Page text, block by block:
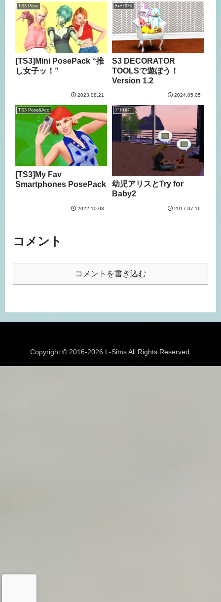
TS3 Pose
[TS3]Mini PosePack “推
し女子ッ！”
2023.08.21
ﾁｭｰﾄﾘｱﾙ
S3 DECORATOR
TOOLSで遊ぼう！
Version 1.2
2024.05.05
TS3 Pose&Acc
[TS3]My Fav
Smartphones PosePack
2022.10.03
ﾌﾟﾚｲﾛｸﾞ
幼児アリスとTry for
Baby2
2017.07.16
コメント
コメントを書き込む
Copyright © 2016-2026 L-Sims All Rights Reserved.